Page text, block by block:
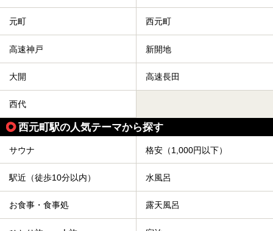
元町 西元町
高速神戸 新開地
大開 高速長田
西代
西元町駅の人気テーマから探す
サウナ 格安（1,000円以下）
駅近（徒歩10分以内） 水風呂
お食事・食事処 露天風呂